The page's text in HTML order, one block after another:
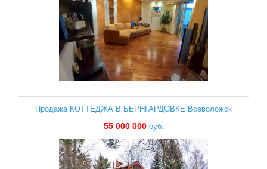
Продажа КОТТЕДЖА В БЕРНГАРДОВКЕ Всеволожск
55 000 000руб.